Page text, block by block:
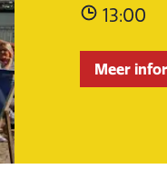
13:00
Meer